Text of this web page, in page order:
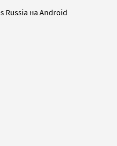
Russia на Android